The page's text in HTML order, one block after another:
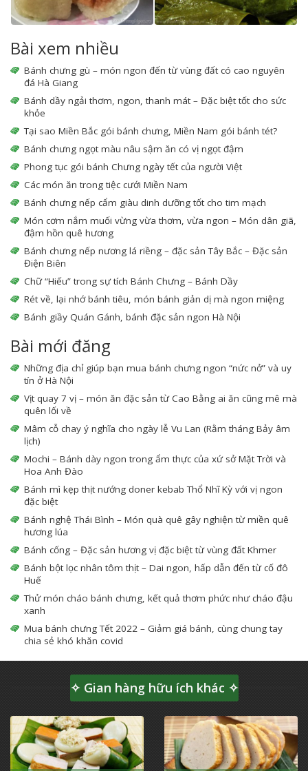
Bài xem nhiều
Bánh chưng gù – món ngon đến từ vùng đất có cao nguyên
đá Hà Giang
Bánh dầy ngải thơm, ngon, thanh mát – Đặc biệt tốt cho sức
khỏe
Tại sao Miền Bắc gói bánh chưng, Miền Nam gói bánh tét?
Bánh chưng ngọt màu nâu sậm ăn có vị ngọt đậm
Phong tục gói bánh Chưng ngày tết của người Việt
Các món ăn trong tiệc cưới Miền Nam
Bánh chưng nếp cẩm giàu dinh dưỡng tốt cho tim mạch
Món cơm nắm muối vừng vừa thơm, vừa ngon – Món dân giã,
đậm hồn quê hương
Bánh chưng nếp nương lá riềng – đặc sản Tây Bắc – Đặc sản
Điện Biên
Chữ “Hiếu” trong sự tích Bánh Chưng – Bánh Dầy
Rét về, lại nhớ bánh tiêu, món bánh giản dị mà ngon miệng
Bánh giầy Quán Gánh, bánh đặc sản ngon Hà Nội
Bài mới đăng
Những địa chỉ giúp bạn mua bánh chưng ngon “nức nở” và uy
tín ở Hà Nội
Vịt quay 7 vị – món ăn đặc sản từ Cao Bằng ai ăn cũng mê mà
quên lối về
Mâm cỗ chay ý nghĩa cho ngày lễ Vu Lan (Rằm tháng Bảy âm
lịch)
Mochi – Bánh dày ngon trong ẩm thực của xứ sở Mặt Trời và
Hoa Anh Đào
Bánh mì kẹp thịt nướng doner kebab Thổ Nhĩ Kỳ với vị ngon
đặc biệt
Bánh nghệ Thái Bình – Món quà quê gây nghiện từ miền quê
hương lúa
Bánh cống – Đặc sản hương vị đặc biệt từ vùng đất Khmer
Bánh bột lọc nhân tôm thịt – Dai ngon, hấp dẫn đến từ cố đô
Huế
Thử món cháo bánh chưng, kết quả thơm phức như cháo đậu
xanh
Mua bánh chưng Tết 2022 – Giảm giá bánh, cùng chung tay
chia sẻ khó khăn covid
✧ Gian hàng hữu ích khác ✧